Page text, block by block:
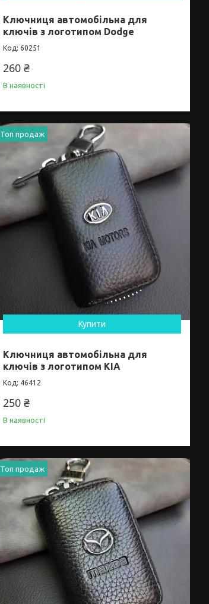
Ключниця автомобільна для
ключів з логотипом Dodge
60251
260 ₴
В наявності
Топ продаж
Купити
Ключниця автомобільна для
ключів з логотипом KIA
46412
250 ₴
В наявності
Топ продаж